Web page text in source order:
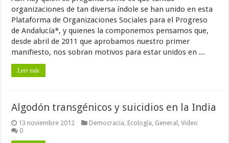
organizaciones de tan diversa índole se han unido en esta
Plataforma de Organizaciones Sociales para el Progreso
de Andalucía*, y quienes la componemos pensamos que,
desde abril de 2011 que aprobamos nuestro primer
manifiesto, nos sobran motivos para estar unidos en ...
Leer más
Algodón transgénicos y suicidios en la India
13 noviembre 2012 Democracia, Ecología, General ,Video
0